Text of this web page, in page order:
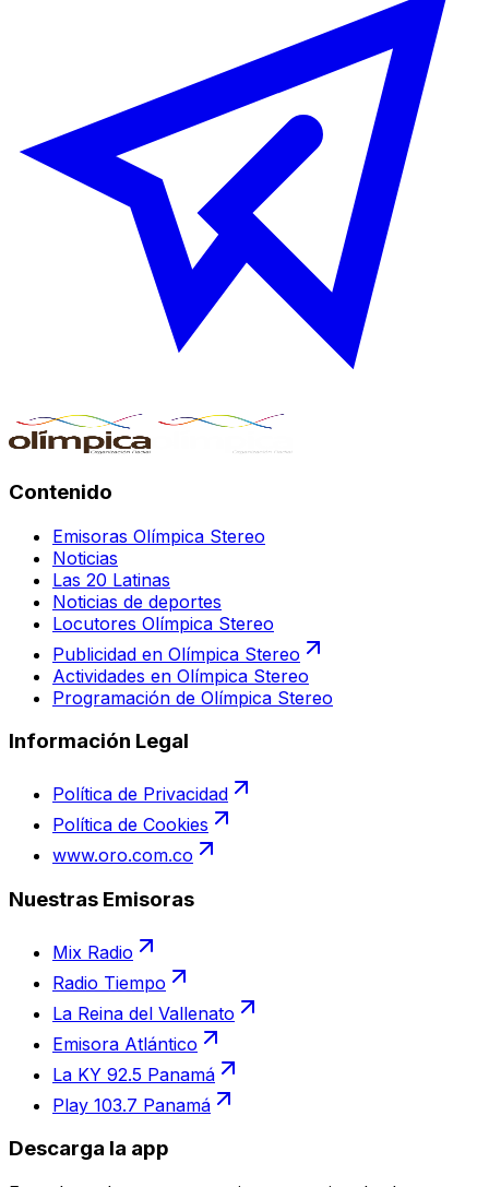
Contenido
Emisoras Olímpica Stereo
Noticias
Las 20 Latinas
Noticias de deportes
Locutores Olímpica Stereo
Publicidad en Olímpica Stereo
Actividades en Olímpica Stereo
Programación de Olímpica Stereo
Información Legal
Política de Privacidad
Política de Cookies
www.oro.com.co
Nuestras Emisoras
Mix Radio
Radio Tiempo
La Reina del Vallenato
Emisora Atlántico
La KY 92.5 Panamá
Play 103.7 Panamá
Descarga la app